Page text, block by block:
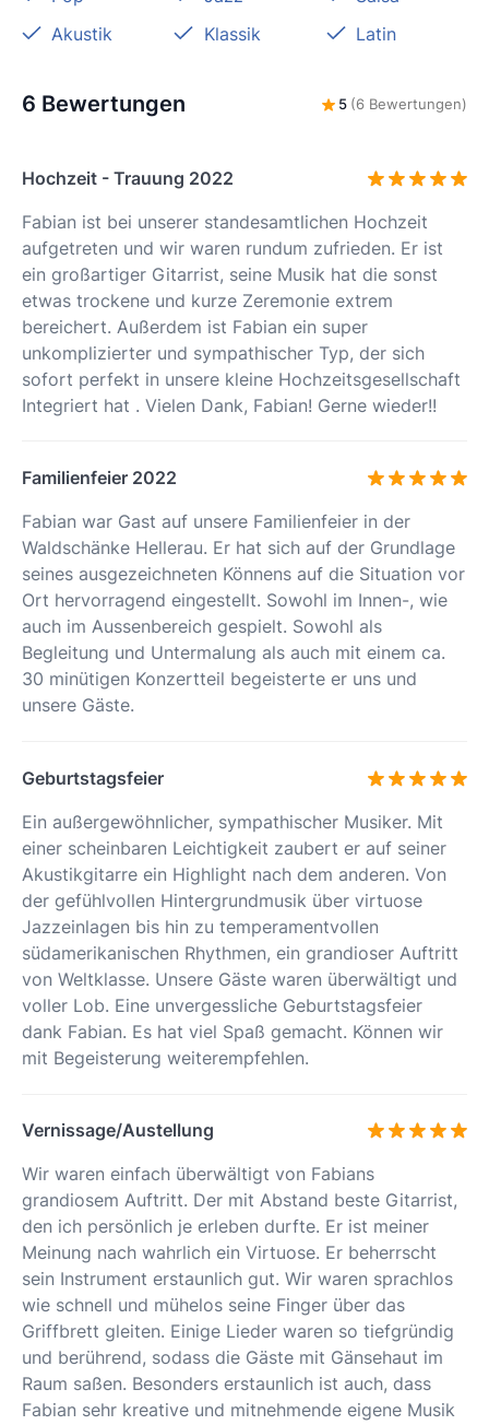
Akustik
Klassik Latin
6 Bewertungen 5 (6 Bewertungen)
Hochzeit - Trauung 2022
Fabian ist bei unserer standesamtlichen Hochzeit
aufgetreten und wir waren rundum zufrieden. Er ist
ein großartiger Gitarrist, seine Musik hat die sonst
etwas trockene und kurze Zeremonie extrem
bereichert. Außerdem ist Fabian ein super
unkomplizierter und sympathischer Typ, der sich
sofort perfekt in unsere kleine Hochzeitsgesellschaft
Integriert hat . Vielen Dank, Fabian! Gerne wieder!!
Familienfeier 2022
Fabian war Gast auf unsere Familienfeier in der
Waldschänke Hellerau. Er hat sich auf der Grundlage
seines ausgezeichneten Könnens auf die Situation vor
Ort hervorragend eingestellt. Sowohl im Innen-, wie
auch im Aussenbereich gespielt. Sowohl als
Begleitung und Untermalung als auch mit einem ca.
30 minütigen Konzertteil begeisterte er uns und
unsere Gäste.
Geburtstagsfeier
Ein außergewöhnlicher, sympathischer Musiker. Mit
einer scheinbaren Leichtigkeit zaubert er auf seiner
Akustikgitarre ein Highlight nach dem anderen. Von
der gefühlvollen Hintergrundmusik über virtuose
Jazzeinlagen bis hin zu temperamentvollen
südamerikanischen Rhythmen, ein grandioser Auftritt
von Weltklasse. Unsere Gäste waren überwältigt und
voller Lob. Eine unvergessliche Geburtstagsfeier
dank Fabian. Es hat viel Spaß gemacht. Können wir
mit Begeisterung weiterempfehlen.
Vernissage/Austellung
Wir waren einfach überwältigt von Fabians
grandiosem Auftritt. Der mit Abstand beste Gitarrist,
den ich persönlich je erleben durfte. Er ist meiner
Meinung nach wahrlich ein Virtuose. Er beherrscht
sein Instrument erstaunlich gut. Wir waren sprachlos
wie schnell und mühelos seine Finger über das
Griffbrett gleiten. Einige Lieder waren so tiefgründig
und berührend, sodass die Gäste mit Gänsehaut im
Raum saßen. Besonders erstaunlich ist auch, dass
Fabian sehr kreative und mitnehmende eigene Musik